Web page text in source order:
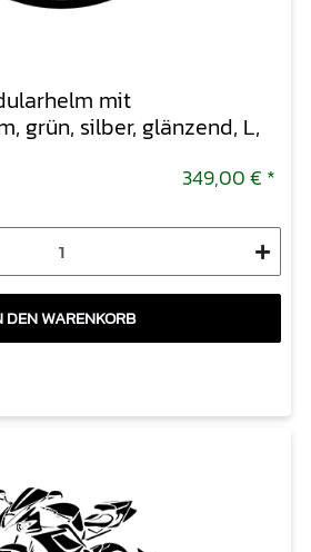
mit
grün, silber, glänzend, L,
349,00 € *
DEN WARENKORB